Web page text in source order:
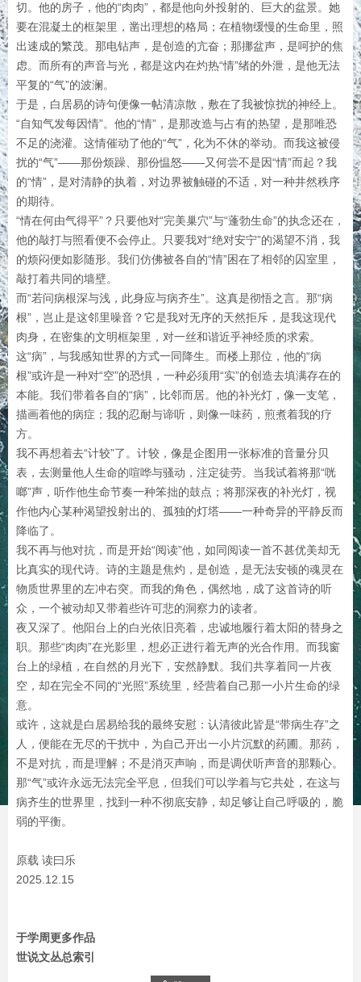
切。他的房子，他的“肉肉”，都是他向外投射的、巨大的盆景。她
要在混凝土的框架里，凿出理想的格局；在植物缓慢的生命里，照
出速成的繁茂。那电钻声，是创造的亢奋；那挪盆声，是呵护的焦
虑。而所有的声音与光，都是这内在灼热“情”绪的外泄，是他无法
平复的“气”的波澜。
于是，白居易的诗句便像一帖清凉散，敷在了我被惊扰的神经上。
“自知气发每因情”。他的“情”，是那改造与占有的热望，是那唯恐
不足的浇灌。这情催动了他的“气”，化为不休的举动。而我这被侵
扰的“气”——那份烦躁、那份愠怒——又何尝不是因“情”而起？我
的“情”，是对清静的执着，对边界被触碰的不适，对一种井然秩序
的期待。
“情在何由气得平”？只要他对“完美巢穴”与“蓬勃生命”的执念还在，
他的敲打与照看便不会停止。只要我对“绝对安宁”的渴望不消，我
的烦闷便如影随形。我们仿佛被各自的“情”困在了相邻的囚室里，
敲打着共同的墙壁。
而“若问病根深与浅，此身应与病齐生”。这真是彻悟之言。那“病
根”，岂止是这邻里噪音？它是我对无序的天然拒斥，是我这现代
肉身，在密集的文明框架里，对一丝和谐近乎神经质的求索。
这“病”，与我感知世界的方式一同降生。而楼上那位，他的“病
根”或许是一种对“空”的恐惧，一种必须用“实”的创造去填满存在的
本能。我们带着各自的“病”，比邻而居。他的补光灯，像一支笔，
描画着他的病症；我的忍耐与谛听，则像一味药，煎煮着我的疗
方。
我不再想着去“计较”了。计较，像是企图用一张标准的音量分贝
表，去测量他人生命的喧哗与骚动，注定徒劳。当我试着将那“咣
啷”声，听作他生命节奏一种笨拙的鼓点；将那深夜的补光灯，视
作他内心某种渴望投射出的、孤独的灯塔——一种奇异的平静反而
降临了。
我不再与他对抗，而是开始“阅读”他，如同阅读一首不甚优美却无
比真实的现代诗。诗的主题是焦灼，是创造，是无法安顿的魂灵在
物质世界里的左冲右突。而我的角色，偶然地，成了这首诗的听
众，一个被动却又带着些许可悲的洞察力的读者。
夜又深了。他阳台上的白光依旧亮着，忠诚地履行着太阳的替身之
职。那些“肉肉”在光影里，想必正进行着无声的光合作用。而我窗
台上的绿植，在自然的月光下，安然静默。我们共享着同一片夜
空，却在完全不同的“光照”系统里，经营着自己那一小片生命的绿
意。
或许，这就是白居易给我的最终安慰：认清彼此皆是“带病生存”之
人，便能在无尽的干扰中，为自己开出一小片沉默的药圃。那药，
不是对抗，而是理解；不是消灭声响，而是调伏听声音的那颗心。
那“气”或许永远无法完全平息，但我们可以学着与它共处，在这与
病齐生的世界里，找到一种不彻底安静，却足够让自己呼吸的，脆
弱的平衡。
原载 读曰乐
2025.12.15
于学周更多作品
世说文丛总索引